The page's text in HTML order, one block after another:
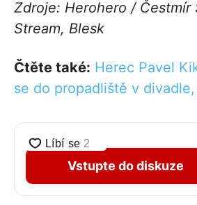
Zdroje: Herohero / Čestmír
Stream, Blesk
Čtěte také: Herec Pavel
se do propadliště v
Vstupte do diskuze